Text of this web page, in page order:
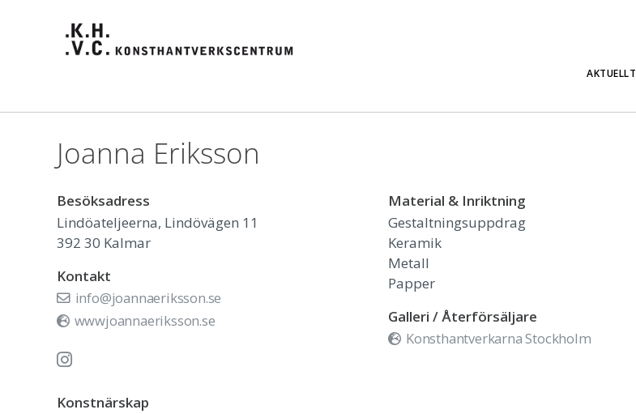
AKTUELLT
Joanna Eriksson
Besöksadress
Lindöateljeerna, Lindövägen 11
392 30 Kalmar
Kontakt
info@joannaeriksson.se
wwwjoannaeriksson.se
Material & Inriktning
Gestaltningsuppdrag
Keramik
Metall
Papper
Galleri / Återförsäljare
Konsthantverkarna Stockholm
Konstnärskap